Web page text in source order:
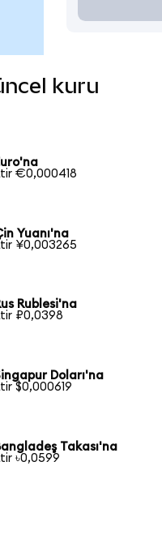
kuru
€0,000418
Yuanı'na
¥0,003265
Rublesi'na
₽0,0398
Doları'na
$0,000619
Takası'na
৳0,0599